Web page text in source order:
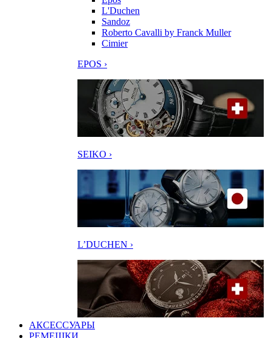
L'Duchen
Sandoz
Roberto Cavalli by Franck Muller
Cimier
EPOS ›
SEIKO ›
L’DUCHEN ›
АКСЕССУАРЫ
РЕМЕШКИ